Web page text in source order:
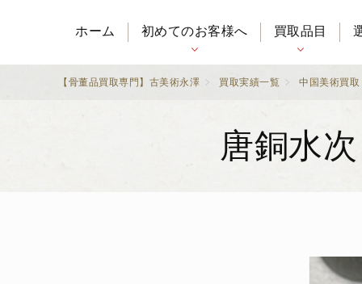
ホーム 初めてのお客様へ 買取品目
【骨董品買取専門】古美術永澤 買取実績一覧 中国美術買取
唐銅水次